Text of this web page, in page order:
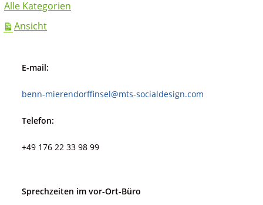
Alle Kategorien
Ansichtausdrucken
E-mail:
benn-mierendorffinsel@mts-socialdesign.com
Telefon:
+49 176 22 33 98 99
Sprechzeiten im vor-Ort-Büro